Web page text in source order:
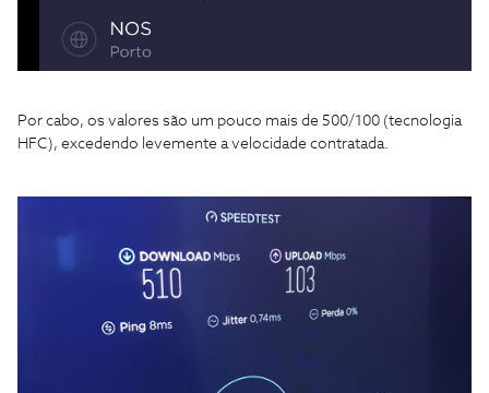
Por cabo, os valores são um pouco mais de 500/100 (tecnologia
HFC), excedendo levemente a velocidade contratada.